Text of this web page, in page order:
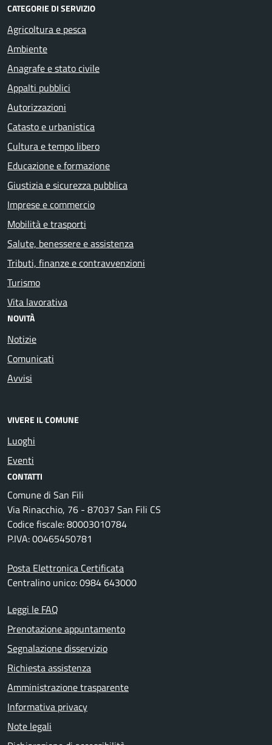
CATEGORIE DI SERVIZIO
Agricoltura e pesca
Ambiente
Anagrafe e stato civile
Appalti pubblici
Autorizzazioni
Catasto e urbanistica
Cultura e tempo libero
Educazione e formazione
Giustizia e sicurezza pubblica
Imprese e commercio
Mobilità e trasporti
Salute, benessere e assistenza
Tributi, finanze e contravvenzioni
Turismo
Vita lavorativa
NOVITÀ
Notizie
Comunicati
Avvisi
VIVERE IL COMUNE
Luoghi
Eventi
CONTATTI
Comune di San Fili
Via Rinacchio, 76 - 87037 San Fili CS
Codice fiscale: 80003010784
P.IVA: 00465450781
Posta Elettronica Certificata
Centralino unico: 0984 643000
Leggi le FAQ
Prenotazione appuntamento
Segnalazione disservizio
Richiesta assistenza
Amministrazione trasparente
Informativa privacy
Note legali